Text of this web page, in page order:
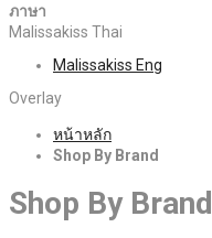
ภาษา
Malissakiss Thai
Malissakiss Eng
Overlay
หน้าหลัก
Shop By Brand
Shop By Brand